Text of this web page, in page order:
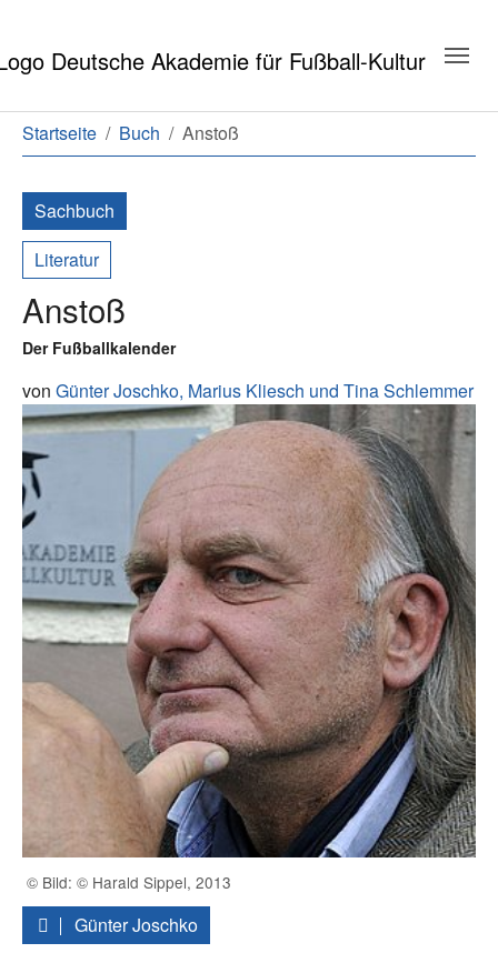
Sie sind hier:
Startseite Buch Anstoß
Sachbuch
Literatur
Anstoß
Der Fußballkalender
von Günter Joschko, Marius Kliesch und Tina Schlemmer
© Bild: © Harald Sippel, 2013
Günter Joschko